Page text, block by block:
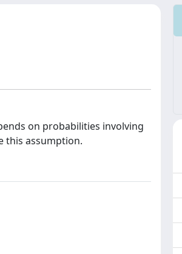
on probabilities involving
this assumption.